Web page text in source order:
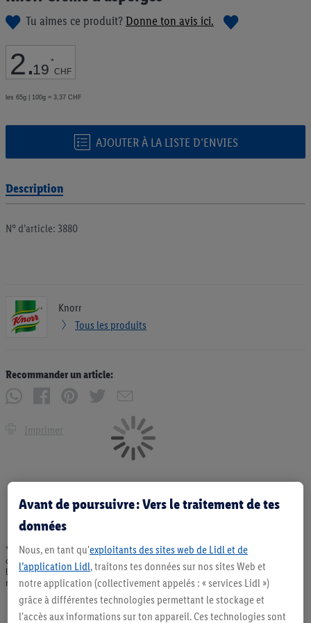
Tu aimes ce produit?Donne ton avis ici.
2.19 *
CHF
les 65g | 100g = 3,37 CHF
AJOUTER À LA LISTE D’ENVIES
la
d’images
Description
N° d’article: 3880
Knorr
Tous les produits
Recommander un article:
Imprimer
* Offres valables dans la limite des stocks disponibles. Vente limitée à des
quantités usuelles pour un ménage. Vendu sans décoration. Les produits faisant
l'objet de la publicité, notamment les produits NonFood, ne font pas partie de
notre assortiment de produits permanents. Ill. semblables.
Avant de poursuivre : Vers le traitement de tes
données
Nous, en tant qu'exploitants des sites web de Lidl et de
l’application Lidl, traitons tes données sur nos sites Web et
notre application (collectivement appelés : « services Lidl »)
grâce à différentes technologies permettant le stockage et
l'accès aux informations sur ton appareil. Ces technologies sont